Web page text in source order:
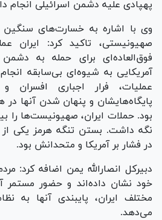
پهپادی علیه دشمن اسرائیلی انجام
وی با اشاره به خسارت‌های سنگین
صهیونیستی، تاکید کرد: ایران
فوق‌العاده‌ای برای حمله به دشمن
آمریکایی به شیوه‌ای بی‌سابقه
عملیات، فرار اجباری افسران و
پایگاه‌هایشان و پنهان شدن آنها
نگه داشت. بستن تنگه هرمز یکی از
در فشار بر آمریکا و متحدانش بود.
دبیرکل انصارالله یمن اضافه کرد:
خود نشان داده‌اند و حضور مستمر
مختلف ایران، پایبندی آنها به
می‌دهد.